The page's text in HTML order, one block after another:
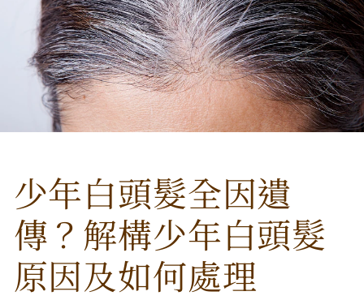
少年白頭髮全因遺
傳？解構少年白頭髮
原因及如何處理